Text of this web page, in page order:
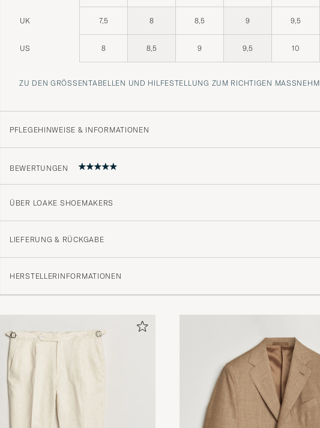
UK 7,5 8 8,5 9 9,5
US 8 8,5 9 9,5 10
ZU DEN GRÖSSENTABELLEN UND HILFESTELLUNG ZUM RICHTIGEN MASSNEHMEN
PFLEGEHINWEISE & INFORMATIONEN
BEWERTUNGEN
MARTIN J
ÜBER LOAKE SHOEMAKERS
LIEFERUNG & RÜCKGABE
HERSTELLERINFORMATIONEN